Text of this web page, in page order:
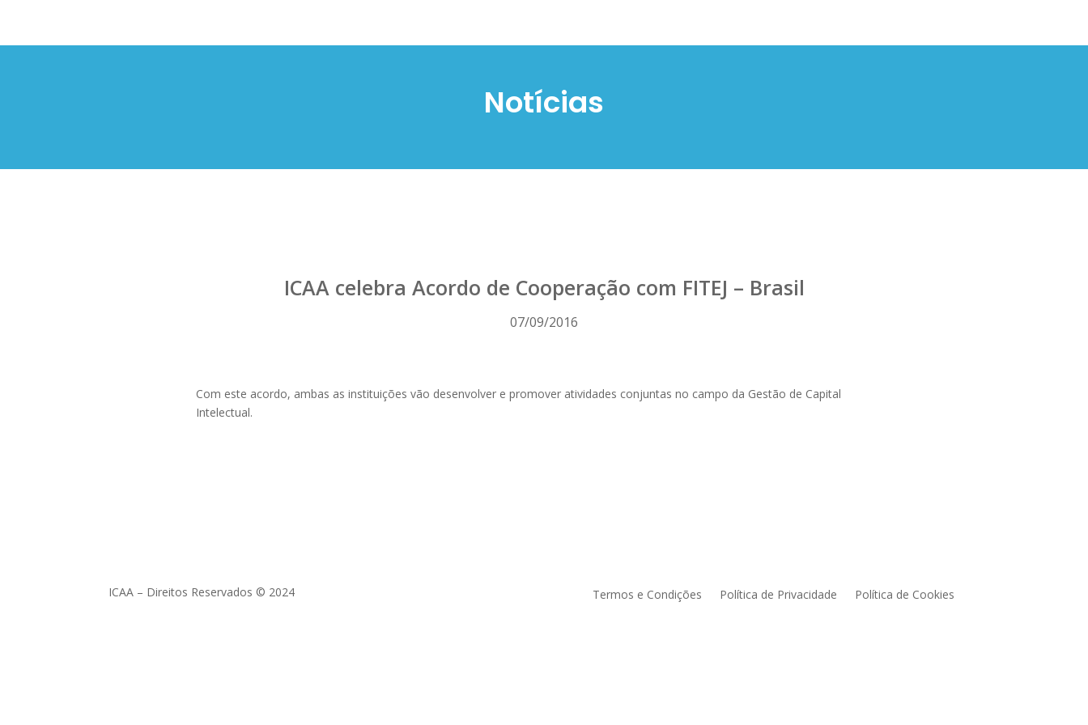
Notícias
ICAA celebra Acordo de Cooperação com FITEJ – Brasil
07/09/2016
Com este acordo, ambas as instituições vão desenvolver e promover atividades conjuntas no campo da Gestão de Capital
Intelectual.
ICAA – Direitos Reservados © 2024 Termos e Condições Política de Privacidade Política de Cookies